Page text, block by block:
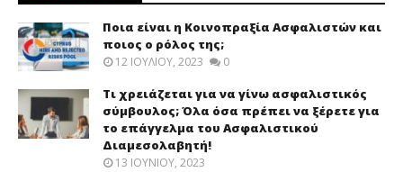
Ποια είναι η Κοινοπραξία Ασφαλιστών και
ποιος ο ρόλος της;
12 ΙΟΥΛΊΟΥ, 2023 0
Τι χρειάζεται για να γίνω ασφαλιστικός
σύμβουλος; Όλα όσα πρέπει να ξέρετε για
το επάγγελμα του Ασφαλιστικού
Διαμεσολαβητή!
13 ΙΟΥΝΊΟΥ, 2023